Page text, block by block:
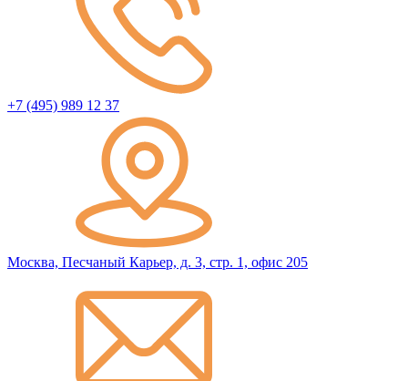
+7 (495) 989 12 37
Москва, Песчаный Карьер, д. 3, стр. 1, офис 205